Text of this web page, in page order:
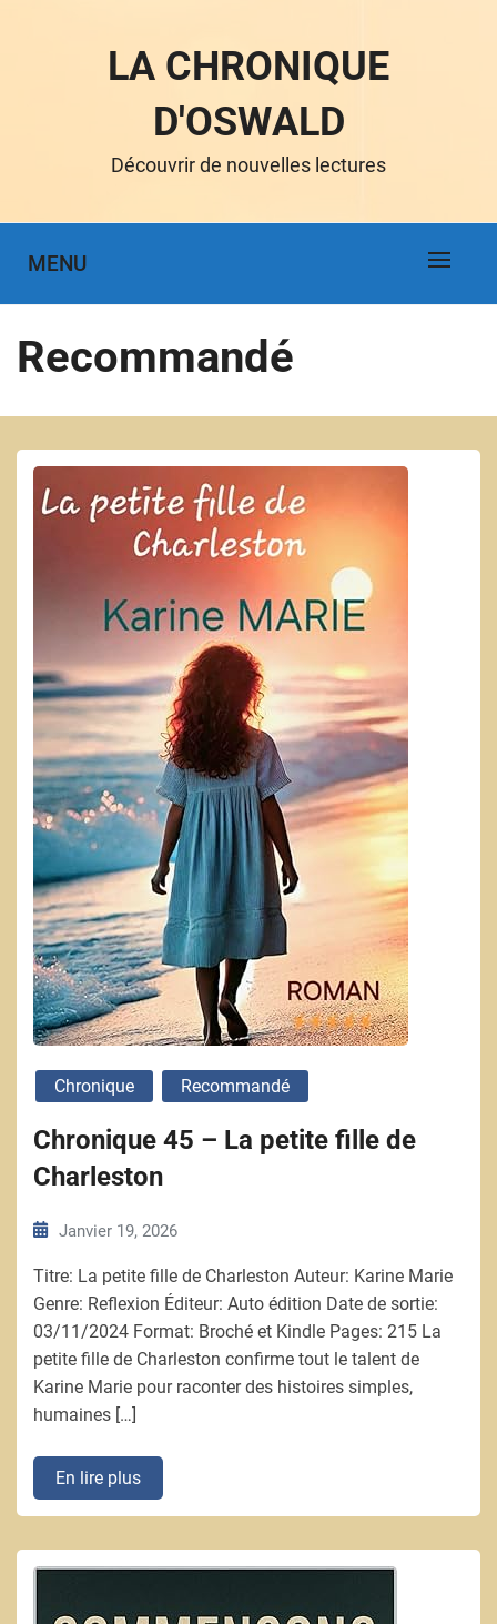
LA CHRONIQUE
D'OSWALD
Découvrir de nouvelles lectures
MENU
Recommandé
Chronique Recommandé
Chronique 45 – La petite fille de
Charleston
Janvier 19, 2026
Titre: La petite fille de Charleston Auteur: Karine Marie
Genre: Reflexion Éditeur: Auto édition Date de sortie:
03/11/2024 Format: Broché et Kindle Pages: 215 La
petite fille de Charleston confirme tout le talent de
Karine Marie pour raconter des histoires simples,
humaines […]
En lire plus